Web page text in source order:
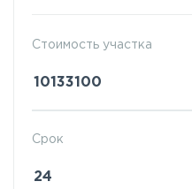
Стоимость участка
Срок